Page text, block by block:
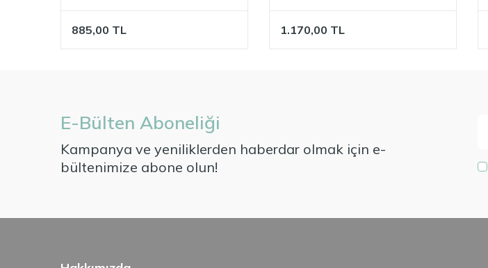
885,00 TL 1.170,00 TL
E-Bülten Aboneliği
Kampanya ve yeniliklerden haberdar olmak için e-
bültenimize abone olun!